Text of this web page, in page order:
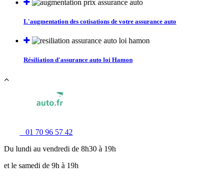
L'augmentation des cotisations de votre assurance auto
Résiliation d'assurance auto loi Hamon
01 70 96 57 42
Du lundi au vendredi de 8h30 à 19h
et le samedi de 9h à 19h